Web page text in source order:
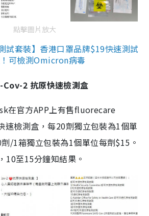
點擊圖片放大
試套裝】香港口罩品牌$19快速測試
可檢測Omicron病毒
2 抗原快速檢測盒
在官方APP上有售fluorecare
速檢測盒，每20劑獨立包裝為1個單
/1箱獨立包裝為1個單位每劑$15。
10至15分鐘知結果。